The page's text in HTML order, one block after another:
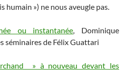
humain ») ne nous aveugle pas.
ou instantanée, Dominique
séminaires de Félix Guattari
» à nouveau devant les